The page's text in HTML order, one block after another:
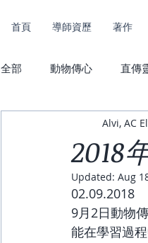
首頁 導師資歷 著作
全部
動物傳心 直傳
課堂花絮及捐款 動
2018
Alvi, AC
Updated: Aug
02.09.2018
9月2日動物
能在學習過